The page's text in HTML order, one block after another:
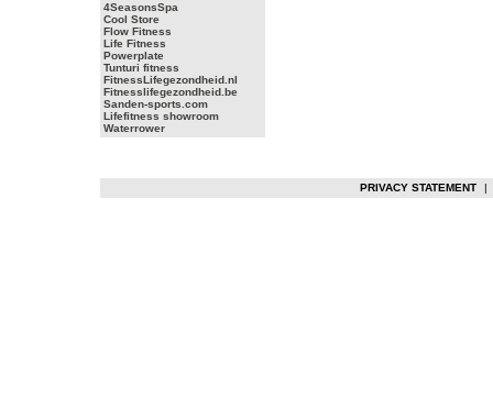
4SeasonsSpa
Cool Store
Flow Fitness
Life Fitness
Powerplate
Tunturi fitness
FitnessLifegezondheid.nl
Fitnesslifegezondheid.be
Sanden-sports.com
Lifefitness showroom
Waterrower
PRIVACY STATEMENT |